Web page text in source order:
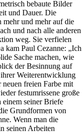
bebaute Bilder
und Dauer. Die
mehr und mehr auf die
und nach alle anderen
weg. Sie verfielen
kam Paul Cezanne: „Ich
Sache machen, wie
der Besinnung auf
Weiterentwicklung
freien Farbe mit
festumrissene große
seiner Briefe
Grundformen von
Wenn man die
seinen Arbeiten